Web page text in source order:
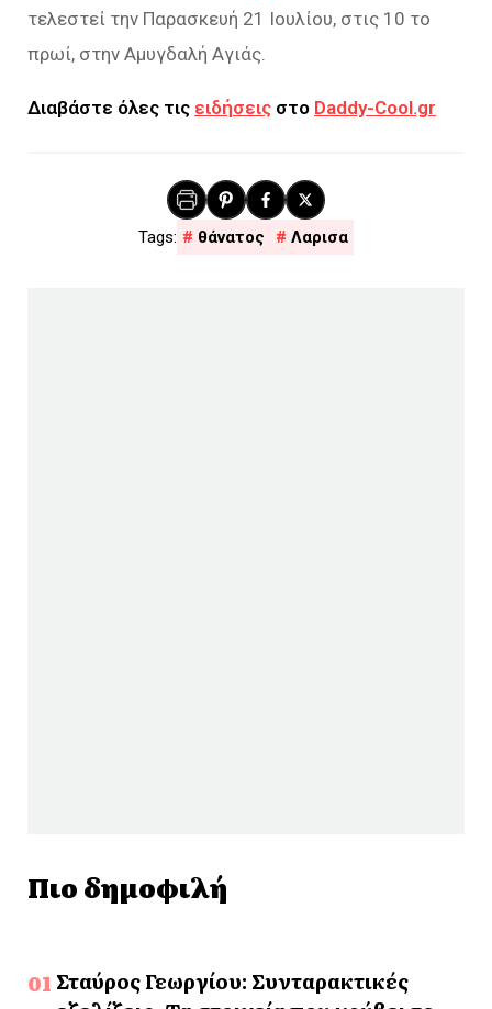
τελεστεί την Παρασκευή 21 Ιουλίου, στις 10 το
πρωί, στην Αμυγδαλή Αγιάς.
Διαβάστε όλες τις ειδήσεις στο Daddy-Cool.gr
θάνατος Λαρισα
Πιο δημοφιλή
Σταύρος Γεωργίου: Συνταρακτικές